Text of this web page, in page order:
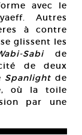
avec le
Autres
à contre
glissent les
Sabide
de deux
Spanlight de
où la toile
par une